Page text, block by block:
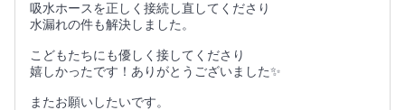
吸水ホースを正しく接続し直してくださり
水漏れの件も解決しました。
こどもたちにも優しく接してくださり
嬉しかったです！ありがとうございました✨
またお願いしたいです。